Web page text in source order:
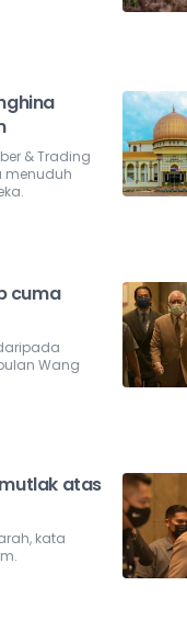
& Trading
menuduh
cuma
Wang
atas
kata